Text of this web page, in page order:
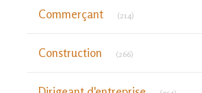
Commerçant (214)
Construction (266)